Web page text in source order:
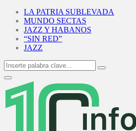
LA PATRIA SUBLEVADA
MUNDO SECTAS
JAZZ Y HABANOS
“SIN RED”
JAZZ
Search
for:
Search
Primary
Menu